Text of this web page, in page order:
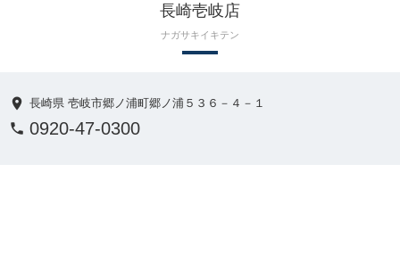
長崎壱岐店
ナガサキイキテン
長崎県 壱岐市郷ノ浦町郷ノ浦５３６－４－１
0920-47-0300